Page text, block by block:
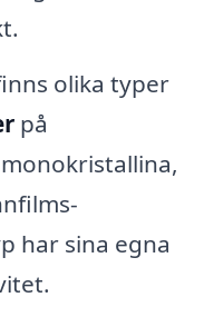
olika typer
på
har sina egna